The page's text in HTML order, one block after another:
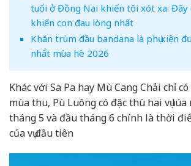
tuổi ở Đồng Nai khiến tôi xót xa: Đây
khiến con đau lòng nhất
Khăn trùm đầu bandana là phụ kiện
nhất mùa hè 2026
Khác với Sa Pa hay Mù Cang Chải chỉ có
mùa thu, Pù Luông có đặc thù hai vụ
tháng 5 và đầu tháng 6 chính là thời
của vụ đầu tiên